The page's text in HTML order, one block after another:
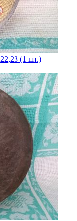
(1 шт.)